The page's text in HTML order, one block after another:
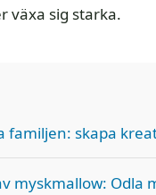
växa sig starka.
familjen: skapa
myskmallow: Odla